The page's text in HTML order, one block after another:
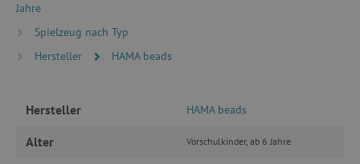
Jahre
Spielzeug nach Typ
Hersteller
HAMA beads
Hersteller HAMA beads
Alter Vorschulkinder, ab 6 Jahre
Unbedingt erforderlich
Targeting
wesentliche Kernfunktionen der Website wie die
Benutzeranmeldung und die Kontoverwaltung.
kann die Website nicht ordnungsgemäß